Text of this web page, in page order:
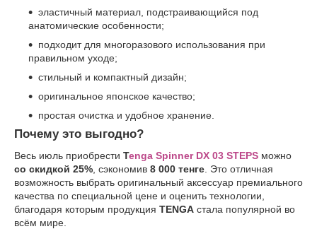
эластичный материал, подстраивающийся под
анатомические особенности;
подходит для многоразового использования при
правильном уходе;
стильный и компактный дизайн;
оригинальное японское качество;
простая очистка и удобное хранение.
Почему это выгодно?
Весь июль приобрести Tenga Spinner DX 03 STEPS можно
со скидкой 25% , сэкономив 8 000 тенге . Это отличная
возможность выбрать оригинальный аксессуар премиального
качества по специальной цене и оценить технологии,
благодаря которым продукция TENGA стала популярной во
всём мире.